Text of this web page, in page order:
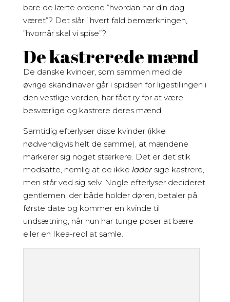
bare de lærte ordene ”hvordan har din dag
været”? Det slår i hvert fald bemærkningen,
”hvornår skal vi spise”?
De kastrerede mænd
De danske kvinder, som sammen med de
øvrige skandinaver går i spidsen for ligestillingen i
den vestlige verden, har fået ry for at være
besværlige og kastrere deres mænd.
Samtidig efterlyser disse kvinder (ikke
nødvendigvis helt de samme), at mændene
markerer sig noget stærkere. Det er det stik
modsatte, nemlig at de ikke ladersige kastrere,
men står ved sig selv. Nogle efterlyser decideret
gentlemen, der både holder døren, betaler på
første date og kommer en kvinde til
undsætning, når hun har tunge poser at bære
eller en Ikea-reol at samle.